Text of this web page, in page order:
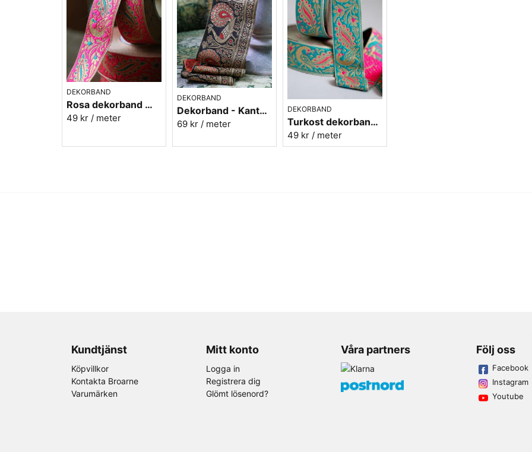
DEKORBAND
Rosa dekorband med påfåglar - 3cm
49 kr / meter
DEKORBAND
Dekorband - Kantband i textil Nr 52
69 kr / meter
DEKORBAND
Turkost dekorband med påfåglar - 3cm
49 kr / meter
Kundtjänst
Köpvillkor
Kontakta Broarne
Varumärken
Mitt konto
Logga in
Registrera dig
Glömt lösenord?
Våra partners Följ oss
Facebook
Instagram
Youtube